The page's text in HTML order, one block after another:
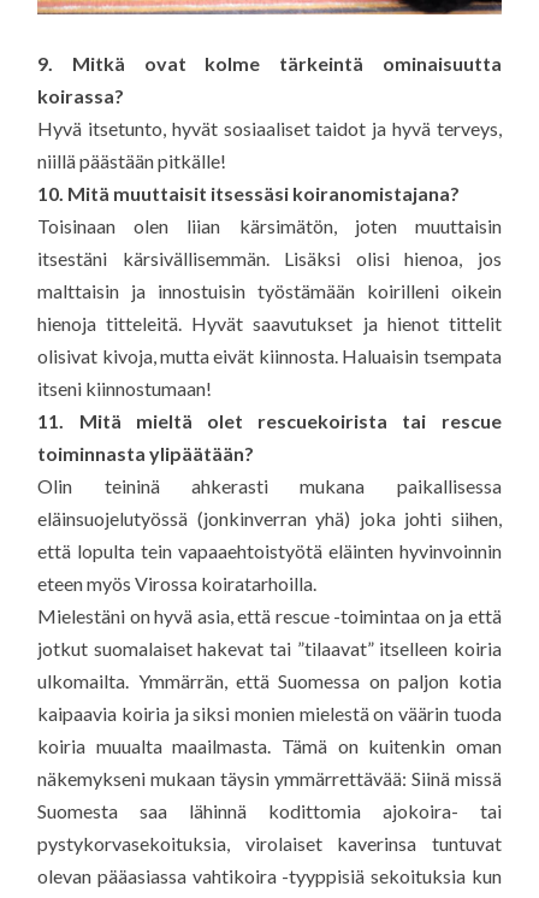
9. Mitkä ovat kolme tärkeintä ominaisuutta
koirassa?
Hyvä itsetunto, hyvät sosiaaliset taidot ja hyvä terveys,
niillä päästään pitkälle!
10. Mitä muuttaisit itsessäsi koiranomistajana?
Toisinaan olen liian kärsimätön, joten muuttaisin
itsestäni kärsivällisemmän. Lisäksi olisi hienoa, jos
malttaisin ja innostuisin työstämään koirilleni oikein
hienoja titteleitä. Hyvät saavutukset ja hienot tittelit
olisivat kivoja, mutta eivät kiinnosta. Haluaisin tsempata
itseni kiinnostumaan!
11. Mitä mieltä olet rescuekoirista tai rescue
toiminnasta ylipäätään?
Olin teininä ahkerasti mukana paikallisessa
eläinsuojelutyössä (jonkinverran yhä) joka johti siihen,
että lopulta tein vapaaehtoistyötä eläinten hyvinvoinnin
eteen myös Virossa koiratarhoilla.
Mielestäni on hyvä asia, että rescue -toimintaa on ja että
jotkut suomalaiset hakevat tai ”tilaavat” itselleen koiria
ulkomailta. Ymmärrän, että Suomessa on paljon kotia
kaipaavia koiria ja siksi monien mielestä on väärin tuoda
koiria muualta maailmasta. Tämä on kuitenkin oman
näkemykseni mukaan täysin ymmärrettävää: Siinä missä
Suomesta saa lähinnä kodittomia ajokoira- tai
pystykorvasekoituksia, virolaiset kaverinsa tuntuvat
olevan pääasiassa vahtikoira -tyyppisiä sekoituksia kun